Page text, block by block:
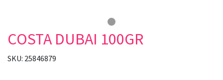
COSTA DUBAI 100GR
SKU: 25846879